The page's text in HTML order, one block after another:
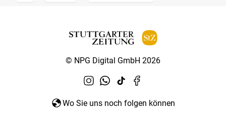
© NPG Digital GmbH 2026
Wo Sie uns noch folgen können